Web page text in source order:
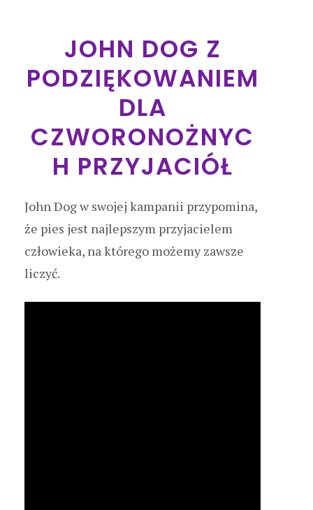
JOHN DOG Z
PODZIĘKOWANIEM
DLA
CZWORONOŻNYC
H PRZYJACIÓŁ
John Dog w swojej kampanii przypomina,
że pies jest najlepszym przyjacielem
człowieka, na którego możemy zawsze
liczyć.